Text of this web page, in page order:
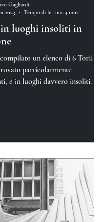
luoghi insoliti in
un elenco di 6 Torii che
particolarmente
e in luoghi davvero insoliti.
Gagliardi
2023
Tempo di lettura: 4 min